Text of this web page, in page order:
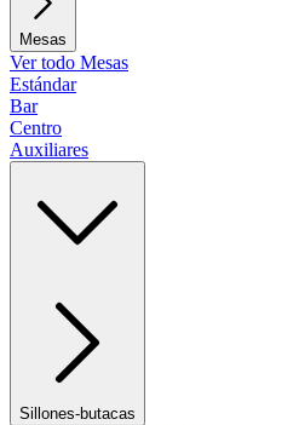
Mesas
Ver todo Mesas
Estándar
Bar
Centro
Auxiliares
Sillones-butacas